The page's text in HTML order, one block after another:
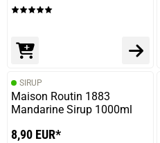
SIRUP
Maison Routin 1883
Mandarine Sirup 1000ml
8,90 EUR*